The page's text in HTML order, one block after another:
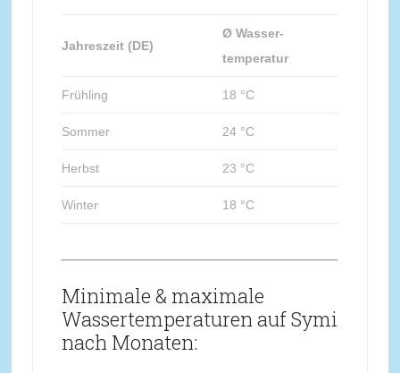
Jahreszeit (DE)
Ø Wasser-
temperatur
Frühling 18 °C
Sommer 24 °C
Herbst 23 °C
Winter 18 °C
Minimale & maximale
Wassertemperaturen auf Symi
nach Monaten: